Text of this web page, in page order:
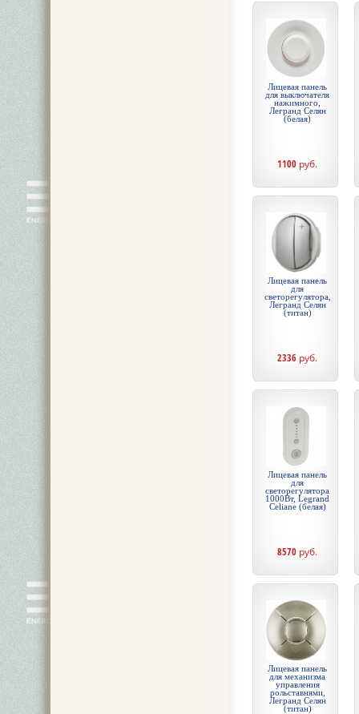
Лицевая панель
для выключателя
нажимного,
Легранд Селян
(белая)
1100 руб.
Лицевая панель
для
светорегулятора,
Легранд Селян
(титан)
2336 руб.
Лицевая панель
для
светорегулятора
1000Вт, Legrand
Celiane (белая)
8570 руб.
Лицевая панель
для механизма
управления
рольставнями,
Легранд Селян
(титан)